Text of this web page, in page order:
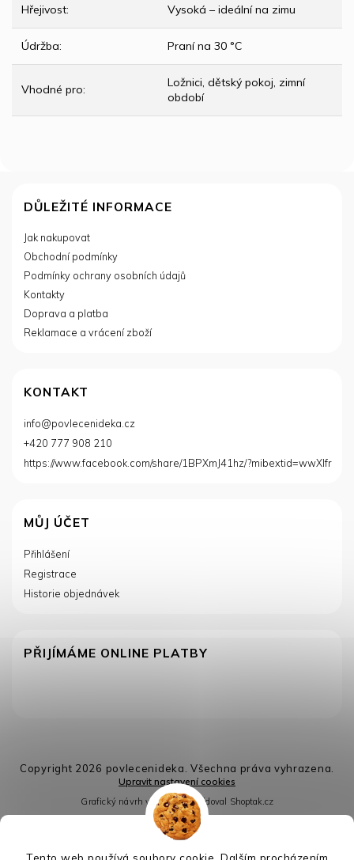
Tento web používá soubory cookie. Dalším procházením
Hřejivost: Vysoká – ideální na zimu
Údržba: Praní na 30 °C
Vhodné pro:
Ložnici, dětský pokoj, zimní
období
DŮLEŽITÉ INFORMACE
Jak nakupovat
Obchodní podmínky
Podmínky ochrany osobních údajů
Kontakty
Doprava a platba
Reklamace a vrácení zboží
KONTAKT
info@povlecenideka.cz
+420 777 908 210
https://www.facebook.com/share/1BPXmJ41hz/?mibextid=wwXIfr
MŮJ ÚČET
Přihlášení
Registrace
Historie objednávek
PŘIJÍMÁME ONLINE PLATBY
Vytvořil Shoptet
Copyright 2026 povlecenideka . Všechna práva vyhrazena.
Upravit nastavení cookies
Grafický návrh vytvořil a nakódoval Shoptak.cz